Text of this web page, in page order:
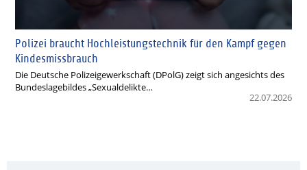
Polizei braucht Hochleistungstechnik für den Kampf gegen
Kindesmissbrauch
Die Deutsche Polizeigewerkschaft (DPolG) zeigt sich angesichts des
Bundeslagebildes „Sexualdelikte…
22.07.2026